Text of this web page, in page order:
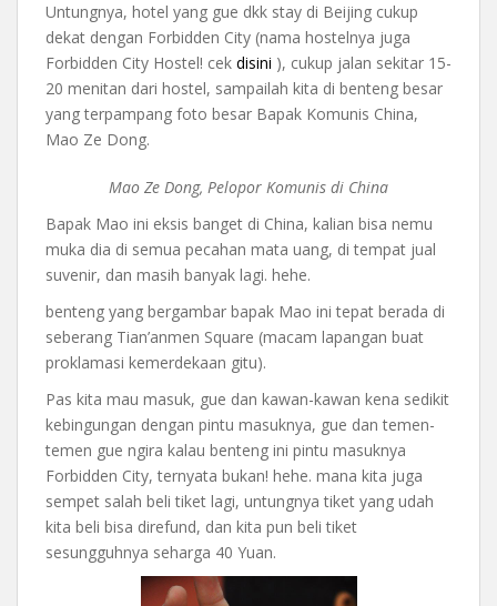
Untungnya, hotel yang gue dkk stay di Beijing cukup
dekat dengan Forbidden City (nama hostelnya juga
Forbidden City Hostel! cek disini ), cukup jalan sekitar 15-
20 menitan dari hostel, sampailah kita di benteng besar
yang terpampang foto besar Bapak Komunis China,
Mao Ze Dong.
Mao Ze Dong, Pelopor Komunis di China
Bapak Mao ini eksis banget di China, kalian bisa nemu
muka dia di semua pecahan mata uang, di tempat jual
suvenir, dan masih banyak lagi. hehe.
benteng yang bergambar bapak Mao ini tepat berada di
seberang Tian’anmen Square (macam lapangan buat
proklamasi kemerdekaan gitu).
Pas kita mau masuk, gue dan kawan-kawan kena sedikit
kebingungan dengan pintu masuknya, gue dan temen-
temen gue ngira kalau benteng ini pintu masuknya
Forbidden City, ternyata bukan! hehe. mana kita juga
sempet salah beli tiket lagi, untungnya tiket yang udah
kita beli bisa direfund, dan kita pun beli tiket
sesungguhnya seharga 40 Yuan.